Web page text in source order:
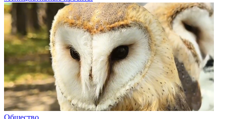
Общество